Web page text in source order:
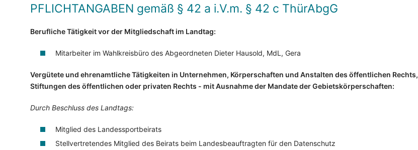
PFLICHTANGABEN gemäß § 42 a i.V.m. § 42 c ThürAbgG
Berufliche Tätigkeit vor der Mitgliedschaft im Landtag:
Mitarbeiter im Wahlkreisbüro des Abgeordneten Dieter Hausold, MdL, Gera
Vergütete und ehrenamtliche Tätigkeiten in Unternehmen, Körperschaften und Anstalten des öffentlichen Rechts,
Stiftungen des öffentlichen oder privaten Rechts - mit Ausnahme der Mandate der Gebietskörperschaften:
Durch Beschluss des Landtags:
Mitglied des Landessportbeirats
Stellvertretendes Mitglied des Beirats beim Landesbeauftragten für den Datenschutz